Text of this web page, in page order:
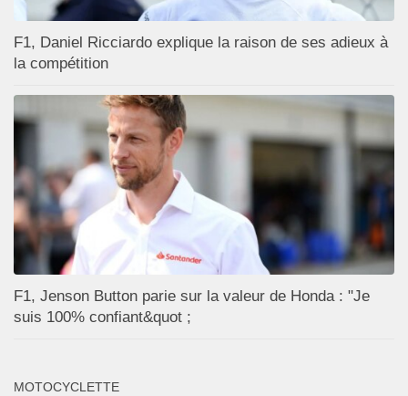
F1, Daniel Ricciardo explique la raison de ses adieux à
la compétition
F1, Jenson Button parie sur la valeur de Honda : "Je
suis 100% confiant&quot ;
MOTOCYCLETTE